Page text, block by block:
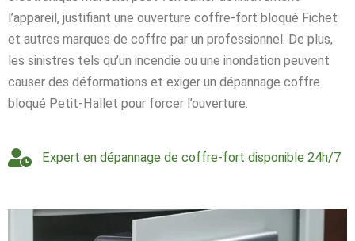
l’appareil, justifiant une ouverture coffre-fort bloqué Fichet
et autres marques de coffre par un professionnel. De plus,
les sinistres tels qu’un incendie ou une inondation peuvent
causer des déformations et exiger un dépannage coffre
bloqué Petit-Hallet pour forcer l’ouverture.
Expert en dépannage de coffre-fort disponible 24h/7